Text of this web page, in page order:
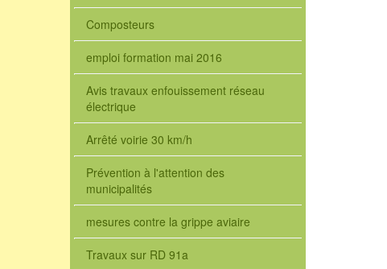
Composteurs
emploi formation mai 2016
Avis travaux enfouissement réseau
électrique
Arrêté voirie 30 km/h
Prévention à l'attention des
municipalités
mesures contre la grippe aviaire
Travaux sur RD 91a